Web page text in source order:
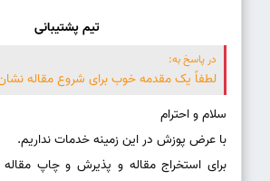
تیم پشتیبانی
در پاسخ به:
لطفاً یک مقدمه خوب برای شروع مقاله
برای استخراج مقاله و پذیرش و چاپ